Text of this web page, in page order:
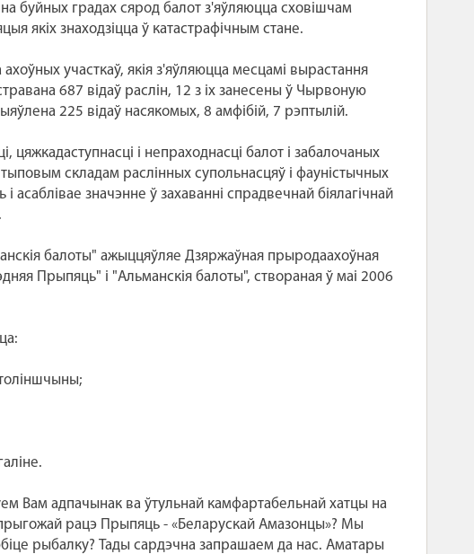
на буйных градах сярод балот з'яўляюцца сховішчам
якіх знаходзіцца ў катастрафічным стане.
участкаў, якія з'яўляюцца месцамі вырастання
687 відаў раслін, 12 з іх занесены ў Чырвоную
225 відаў насякомых, 8 амфібій, 7 рэптылій.
цяжкадаступнасці і непраходнасці балот і забалочаных
складам раслінных супольнасцяў і фауністычных
асаблівае значэнне ў захаванні спрадвечнай біялагічнай
балоты" ажыццяўляе Дзяржаўная прыродаахоўная
Прыпяць" і "Альманскія балоты", створаная ў маі 2006
Вам адпачынак ва ўтульнай камфартабельнай хатцы на
рацэ Прыпяць - «Беларускай Амазонцы»? Мы
рыбалку? Тады сардэчна запрашаем да нас. Аматары